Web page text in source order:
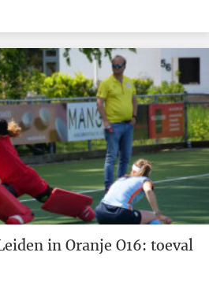
in Oranje O16: toeval